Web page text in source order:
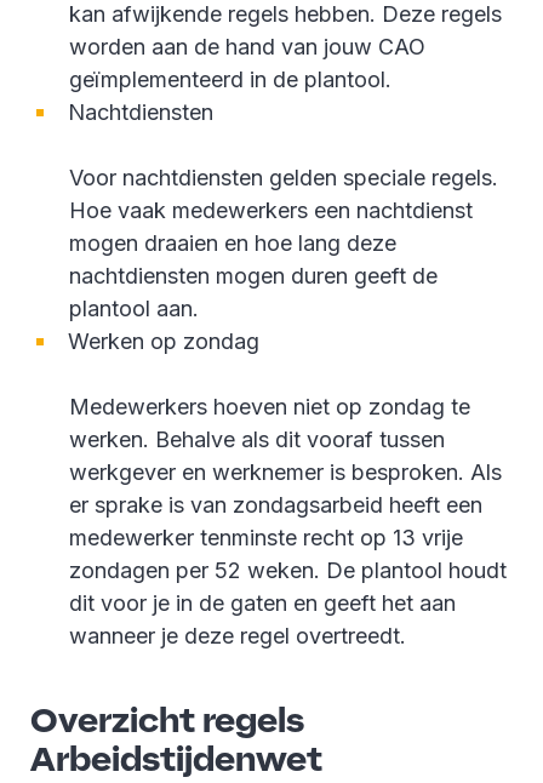
kan afwijkende regels hebben. Deze regels
worden aan de hand van jouw CAO
geïmplementeerd in de plantool.
Nachtdiensten
Voor nachtdiensten gelden speciale regels.
Hoe vaak medewerkers een nachtdienst
mogen draaien en hoe lang deze
nachtdiensten mogen duren geeft de
plantool aan.
Werken op zondag
Medewerkers hoeven niet op zondag te
werken. Behalve als dit vooraf tussen
werkgever en werknemer is besproken. Als
er sprake is van zondagsarbeid heeft een
medewerker tenminste recht op 13 vrije
zondagen per 52 weken. De plantool houdt
dit voor je in de gaten en geeft het aan
wanneer je deze regel overtreedt.
Overzicht regels
Arbeidstijdenwet